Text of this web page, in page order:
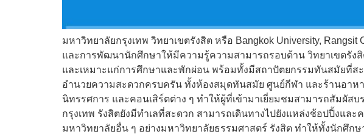
มหาวิทยาลัยกรุงเทพ วิทยาเขตรังสิต หรือ Bangkok University,
และการพัฒนานักศึกษาให้มีความรู้ความสามารถรอบด้าน วิทยาเขตรัง
และเหมาะแก่การศึกษาและพักผ่อน พร้อมทั้งมีสถาปัตยกรรมทันสมัยที่ส
อำนวยความสะดวกครบครัน ทั้งห้องสมุดทันสมัย ศูนย์กีฬา และร้านอา
นิทรรศการ และคอนเสิร์ตต่าง ๆ ทำให้ผู้ที่เข้ามาเยี่ยมชมสามารถสัมผัส
กรุงเทพ รังสิตยังมีทำเลที่สะดวก สามารถเดินทางไปยังแหล่งช้อปปิ้งและ
มหาวิทยาลัยอื่น ๆ อย่างมหาวิทยาลัยธรรมศาสตร์ รังสิต ทำให้ทั้งนักศึก